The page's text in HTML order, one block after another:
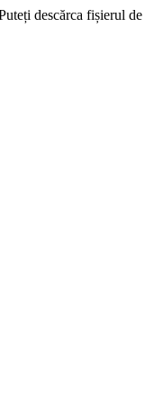
descărca fișierul